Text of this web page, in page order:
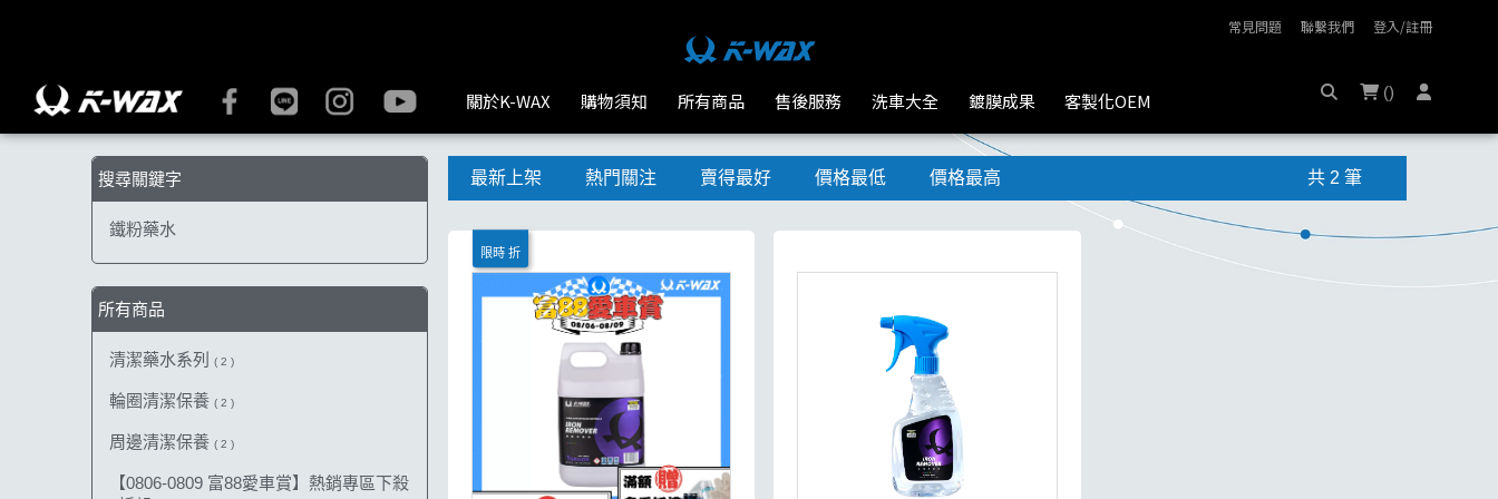
常見問題 聯繫我們 登入/註冊
()
關於K-WAX 購物須知 所有商品 售後服務 洗車大全 鍍膜成果 客製化OEM
搜尋關鍵字
鐵粉藥水
所有商品
清潔藥水系列 ( 2 )
輪圈清潔保養 ( 2 )
周邊清潔保養 ( 2 )
【0806-0809 富88愛車賞】熱銷專區下殺
最新上架 熱門關注 賣得最好 價格最低 價格最高 共 2 筆
限時 折